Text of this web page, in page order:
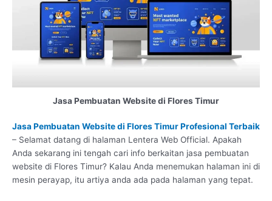
Jasa Pembuatan Website di Flores Timur
Jasa Pembuatan Website di Flores Timur Profesional Terbaik
– Selamat datang di halaman Lentera Web Official. Apakah
Anda sekarang ini tengah cari info berkaitan jasa pembuatan
website di Flores Timur? Kalau Anda menemukan halaman ini di
mesin perayap, itu artiya anda ada pada halaman yang tepat.